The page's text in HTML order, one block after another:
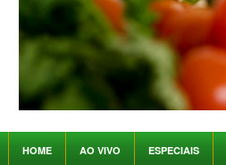
HOME AO VIVO ESPECIAIS